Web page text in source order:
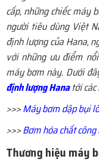
cấp, những chiếc máy
người tiêu dùng Việt
định lượng của Hana,
với những ưu điểm
máy bơm này. Dưới
định lượng Hanatới các
>>>Máy bơm dập bụi
>>>Bơm hóa chất
Thương hiệu máy